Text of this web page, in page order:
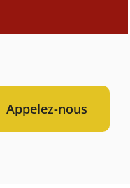
Appelez-nous